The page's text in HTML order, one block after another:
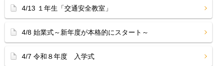
4/13 １年生「交通安全教室」
4/8 始業式～新年度が本格的にスタート～
4/7 令和８年度 入学式